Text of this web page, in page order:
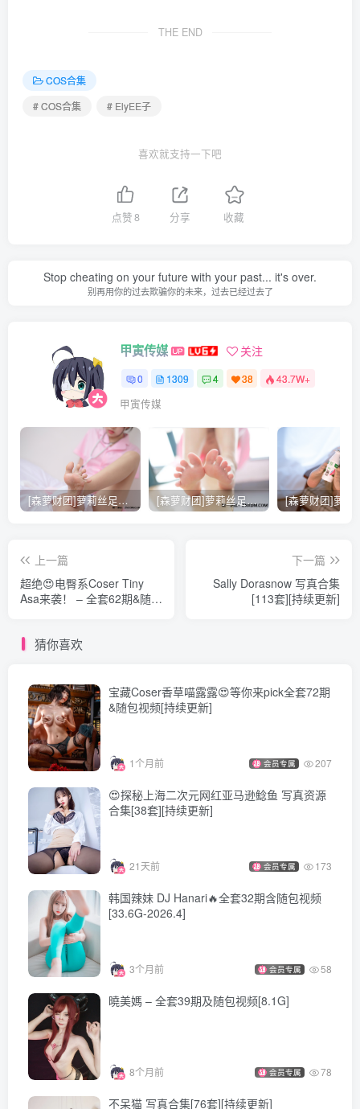
ElyEE子 – NO.203 Secret Treehouse Escape [31P5V-
ElyEE子 – NO.202 Poolside Relaxation [31P4V-99MB]
C – Year of the Snake 蛇年原創ISSUMi [34P 2V]
B – Night-Shibuya夜系涉谷 [43P 3V]
[2025.1.16]
B-Soft Glow狼與暖陽 [52P 1V]
A-Breeze狼與微風 [34P 3V]
ElyEE子 – NO.199 2024年11月订阅 (3套)[70P-10V-299.3M]
ElyEE子 – NO.197 2024年10月订阅 (2／3套) Cloudy
Dreaming雲朵夢境[25P-2V-57.4M]
天使[36P-1V-95.9M]
ElyEE子 – NO.195 2024年04月订阅 (3套)[113P-5V-422.2M]
[10.25]
ElyEE子 – NO.194 2024年03月订阅 (4套)[75P-5V-286.2M]
[10.22]
ElyEE子 – NO.193 幽香制服 Kazami Yuuka Uniform[25P-2V-
100.2M]
[10.21]
ElyEE子 – NO.192 Birthday Lion E 誕生獅子E[39P-2V-
94.7M]
[10.20]
ElyEE子 – NO.191 Hong Kong Memorise [15P-67MB]
THE END
COS合集
# COS合集
# ElyEE子
喜欢就支持一下吧
点赞8 分享 收藏
Stop cheating on your future with your past... it's over.
别再用你的过去欺骗你的未来，过去已经过去了
甲寅传媒 关注
0 1309 4 38 43.7W+
甲寅传媒
[森萝财团]萝莉丝足写真 [X-021] 护士妹妹穿白丝 [森萝财团]萝莉丝足写真 [X-026] JK粉色校服白丝
上一篇
超绝😍电臀系Coser Tiny
Asa来袭！ – 全套62期&随包
下一篇
Sally Dorasnow 写真合集
[113套][持续更新]
猜你喜欢
宝藏Coser香草喵露露😍等你来pick全套72期
&随包视频[持续更新]
1个月前 会员专属 207
😍探秘上海二次元网红亚马逊鲶鱼 写真资源
合集[38套][持续更新]
21天前 会员专属 173
韩国辣妹 DJ Hanari🔥全套32期含随包视频
[33.6G-2026.4]
3个月前 会员专属 58
曉美媽 – 全套39期及随包视频[8.1G]
8个月前 会员专属 78
不呆猫 写真合集[76套][持续更新]